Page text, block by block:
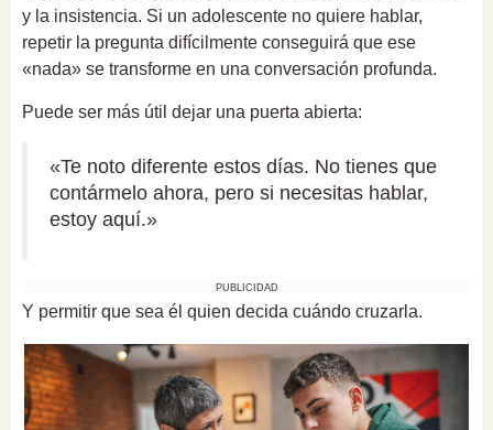
y la insistencia. Si un adolescente no quiere hablar,
repetir la pregunta difícilmente conseguirá que ese
«nada» se transforme en una conversación profunda.
Puede ser más útil dejar una puerta abierta:
«Te noto diferente estos días. No tienes que
contármelo ahora, pero si necesitas hablar,
estoy aquí.»
PUBLICIDAD
Y permitir que sea él quien decida cuándo cruzarla.